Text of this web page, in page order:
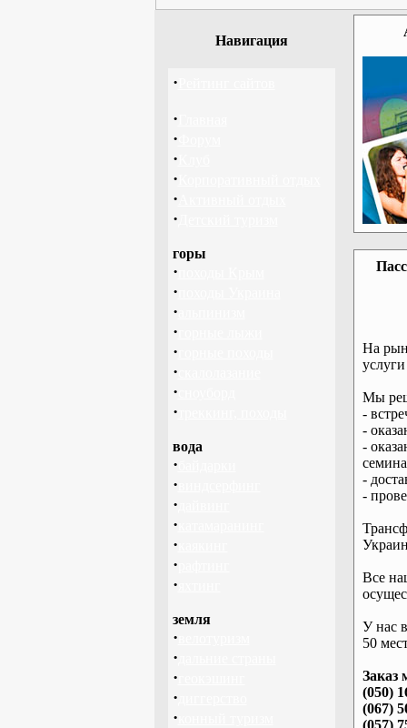
Навигация
·
·
·
·
·
·
·
горы
·
·
·
·
·
·
·
·
вода
·
·
·
·
·
·
·
земля
·
·
·
·
·
На
Мы
-
-
-
-
-
Все
У нас
50
Заказ
(050)
(067)
(057)